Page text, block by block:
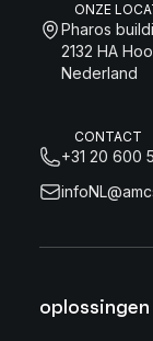
ONZE
Pharos
2132 HA
Nederland
CONTACT
+31 20 600